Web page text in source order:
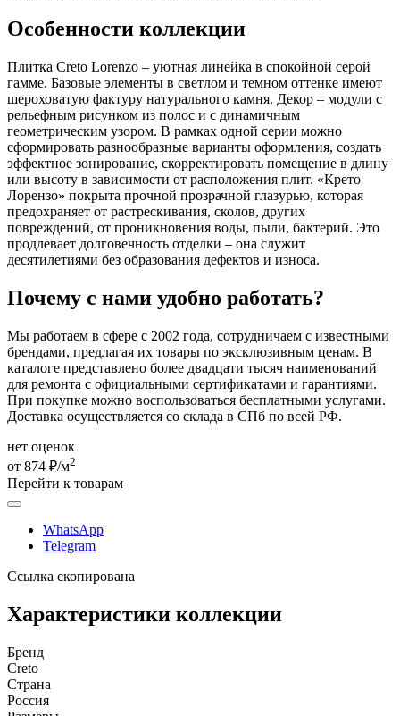
Особенности коллекции
Плитка Creto Lorenzo – уютная линейка в спокойной серой
гамме. Базовые элементы в светлом и темном оттенке имеют
шероховатую фактуру натурального камня. Декор – модули с
рельефным рисунком из полос и с динамичным
геометрическим узором. В рамках одной серии можно
сформировать разнообразные варианты оформления, создать
эффектное зонирование, скорректировать помещение в длину
или высоту в зависимости от расположения плит. «Крето
Лорензо» покрыта прочной прозрачной глазурью, которая
предохраняет от растрескивания, сколов, других
повреждений, от проникновения воды, пыли, бактерий. Это
продлевает долговечность отделки – она служит
десятилетиями без образования дефектов и износа.
Почему с нами удобно работать?
Мы работаем в сфере с 2002 года, сотрудничаем с известными
брендами, предлагая их товары по эксклюзивным ценам. В
каталоге представлено более двадцати тысяч наименований
для ремонта с официальными сертификатами и гарантиями.
При покупке можно воспользоваться бесплатными услугами.
Доставка осуществляется со склада в СПб по всей РФ.
нет оценок
от 874 ₽/м2
Перейти к товарам
WhatsApp
Telegram
Ссылка скопирована
Характеристики коллекции
Бренд
Creto
Страна
Россия